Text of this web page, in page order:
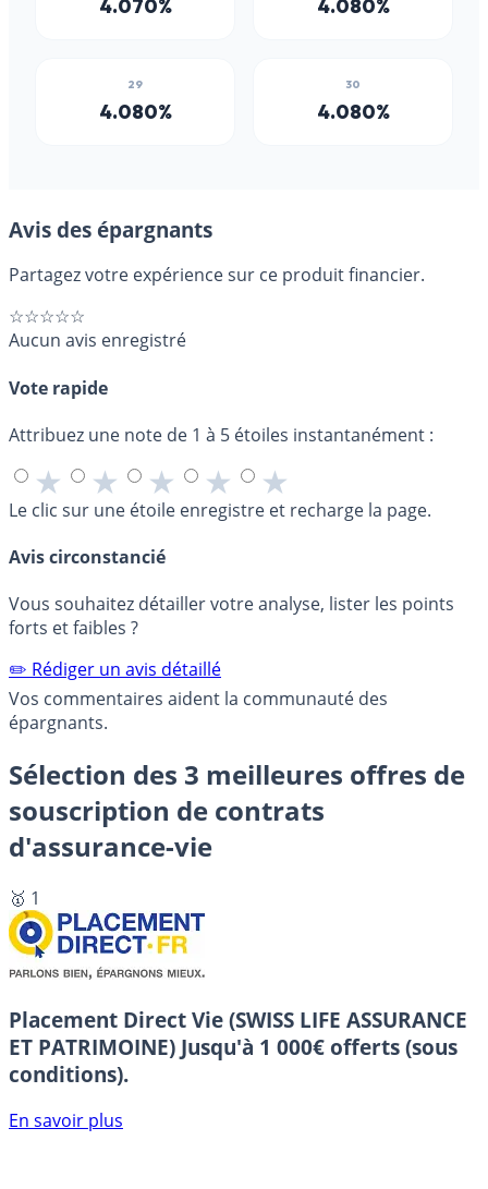
Avis des épargnants
Partagez votre expérience sur ce produit financier.
☆☆☆☆☆
Aucun avis enregistré
Vote rapide
Attribuez une note de 1 à 5 étoiles instantanément :
★ ★ ★ ★ ★
Le clic sur une étoile enregistre et recharge la page.
Avis circonstancié
Vous souhaitez détailler votre analyse, lister les points
forts et faibles ?
✏️ Rédiger un avis détaillé
Vos commentaires aident la communauté des
épargnants.
Sélection des 3 meilleures offres de
souscription de contrats
d'assurance-vie
🥇 1
Placement Direct Vie (SWISS LIFE ASSURANCE
ET PATRIMOINE) Jusqu'à 1 000€ offerts (sous
conditions).
En savoir plus